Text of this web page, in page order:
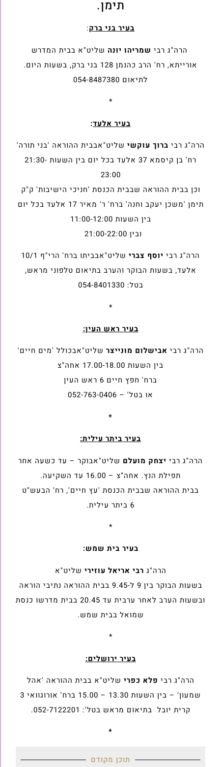
תימן.
בעיר בני ברק:
הרה"ג רבי שמריהו יונה שליט"א בבית המדרש
אורייתא, רח' הרב כהנמן 128 בני ברק, בשעות היום.
לתיאום 054-8487380
*
בעיר אלעד:
הרה"ג רבי ברוך עוקשי שליט"אבבית ההוראה 'בני תורה'
רח' בן קיסמא 37 אלעד בכל יום בין השעות 21:30-
23:00
וכן בבית ההוראה שבבית הכנסת 'חניכי הישיבות' ק"ק
תימן 'משכן יעקב וחנה' ברח' ר' מאיר 17 אלעד בכל יום
בין השעות 11:00-12:00
ובין 21:00-22:00
הרה"ג רבי יוסף צברי
שליט"אבביתו ברח' הרי"ף 10/1
אלעד, בשעות הבוקר והערב בתיאום טלפוני מראש,
בטל: 054-8401330
*
בעיר ראש העין:
הרה"ג רבי אבישלום מונייצר שליט"אבכולל 'מים חיים'
בין השעות 17.00-18.00 אחה"צ
ברח' חפץ חיים 6 ראש העין
או בטל' – 052-763-0406
*
בעיר ביתר עילית:
הרה"ג רבי יצחק מועלם שליט"אבוקר – עד כשעה אחר
תפילת הנץ. אחה"צ – 16.00 עד השקיעה.
בבית ההוראה שבבית הכנסת 'עץ חיים', רח' הבעש"ט
6 ביתר עילית.
*
בעיר בית שמש:
הרה"ג רבי אריאל עוזירי שליט"א
בשעות הבוקר בין 9 ל-9.45 בבית ההוראה נתיבי הוראה
ובשעות הערב לאחר ערבית עד 20.45 בבית מדרשו כנסת
שמואל בבית שמש.
*
בעיר ירושלים:
הרה"ג רבי פלא כפרי שליט"א בבית ההוראה 'אהל
שמעון' – בין השעות 13.30 – 15.00 ברח' אורוגוואי 3
קרית יובל בתיאום מראש בטל': 052-7122201.
*
תוכן מקודם